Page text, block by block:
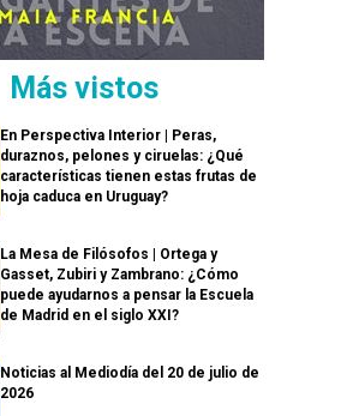
Más vistos
En Perspectiva Interior | Peras,
duraznos, pelones y ciruelas: ¿Qué
características tienen estas frutas de
hoja caduca en Uruguay?
La Mesa de Filósofos | Ortega y
Gasset, Zubiri y Zambrano: ¿Cómo
puede ayudarnos a pensar la Escuela
de Madrid en el siglo XXI?
Noticias al Mediodía del 20 de julio de
2026